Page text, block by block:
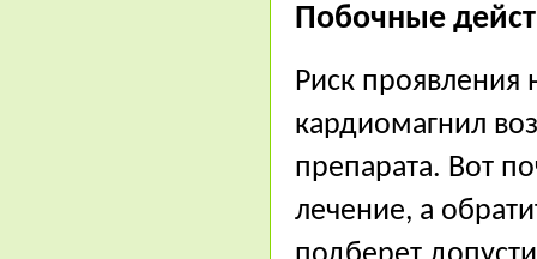
Побочные
Риск проявления
кардиомагнил
препарата. Вот
лечение, а